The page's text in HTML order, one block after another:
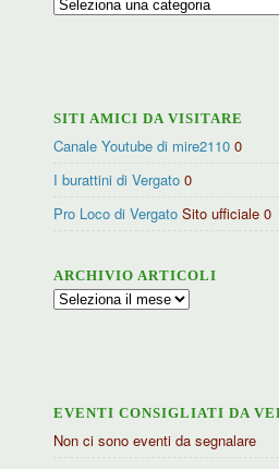
SITI AMICI DA VISITARE
Canale Youtube di mire2110 0
I burattini di Vergato 0
Pro Loco di Vergato Sito ufficiale 0
ARCHIVIO ARTICOLI
Archivio
EVENTI CONSIGLIATI DA
Non ci sono eventi da segnalare